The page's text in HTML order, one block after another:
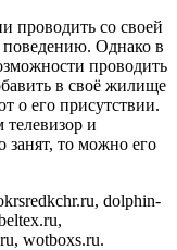
проводить со своей
Однако в
проводить
в своё жилище
о его присутствии.
и
занят, то можно его
dolphin-
wotboxs.ru.